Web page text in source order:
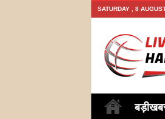
SATURDAY , 8